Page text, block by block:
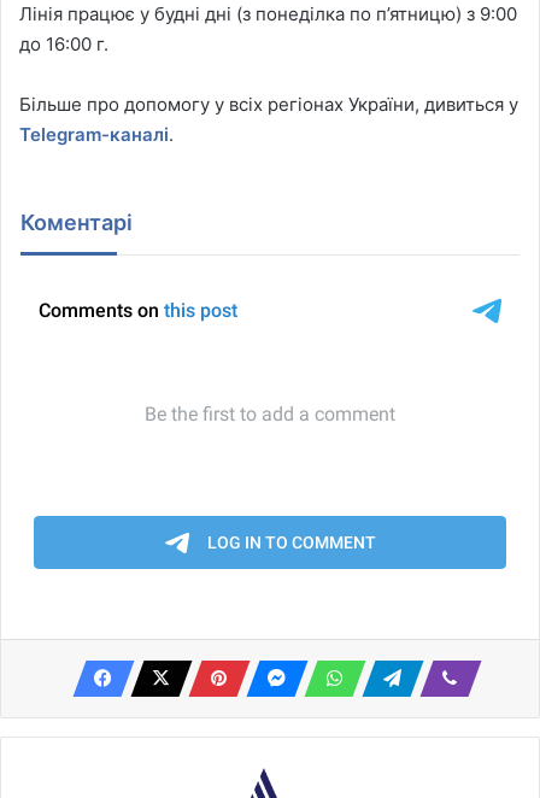
Лінія працює у будні дні (з понеділка по п’ятницю) з 9:00
до 16:00 г.
Більше про допомогу у всіх регіонах України, дивиться у
Telegram-каналі.
Коментарі